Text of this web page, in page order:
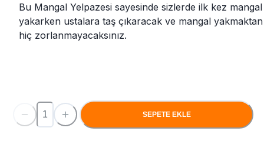
Bu Mangal Yelpazesi sayesinde sizlerde ilk kez mangal
yakarken ustalara taş çıkaracak ve mangal yakmaktan
hiç zorlanmayacaksınız.
SEPETE EKLE